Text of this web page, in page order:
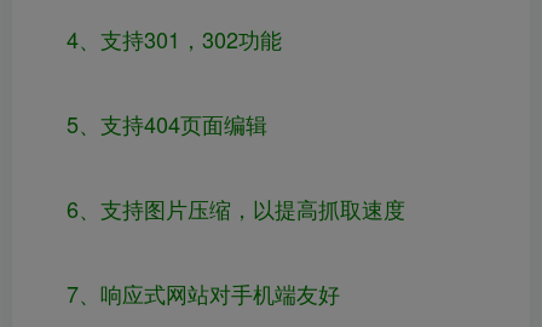
4、支持301，302功能
5、支持404页面编辑
6、支持图片压缩，以提高抓取速度
7、响应式网站对手机端友好